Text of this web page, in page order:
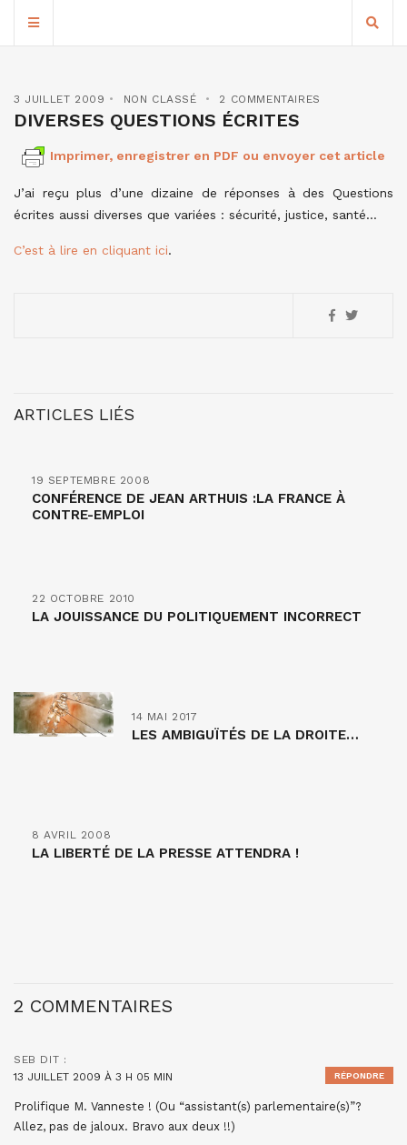
3 JUILLET 2009 NON CLASSÉ 2 COMMENTAIRES
DIVERSES QUESTIONS ÉCRITES
Imprimer, enregistrer en PDF ou envoyer cet article
J’ai reçu plus d’une dizaine de réponses à des Questions
écrites aussi diverses que variées : sécurité, justice, santé…
C’est à lire en cliquant ici.
ARTICLES LIÉS
19 SEPTEMBRE 2008
CONFÉRENCE DE JEAN ARTHUIS :LA FRANCE À
CONTRE-EMPLOI
22 OCTOBRE 2010
LA JOUISSANCE DU POLITIQUEMENT INCORRECT
14 MAI 2017
LES AMBIGUÏTÉS DE LA DROITE…
8 AVRIL 2008
LA LIBERTÉ DE LA PRESSE ATTENDRA !
2 COMMENTAIRES
SEB DIT :
13 JUILLET 2009 À 3 H 05 MIN
Prolifique M. Vanneste ! (Ou “assistant(s) parlementaire(s)”?
Allez, pas de jaloux. Bravo aux deux !!)
RÉPONDRE